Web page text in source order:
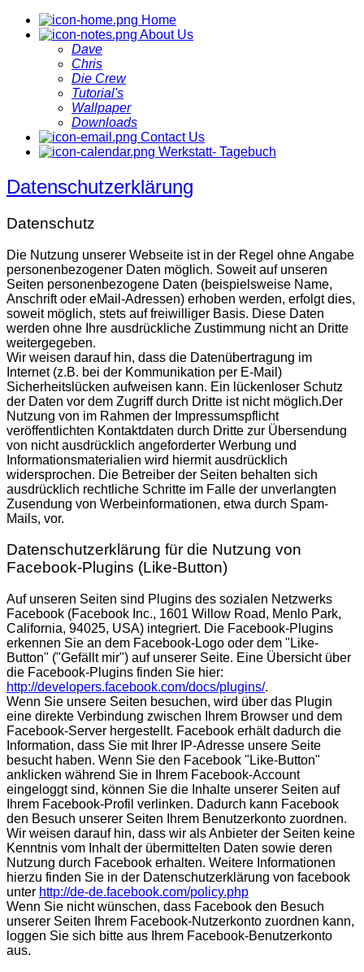
Home
About Us
Dave
Chris
Die Crew
Tutorial's
Wallpaper
Downloads
Contact Us
Werkstatt- Tagebuch
Datenschutzerklärung
Datenschutz
Die Nutzung unserer Webseite ist in der Regel ohne Angabe
personenbezogener Daten möglich. Soweit auf unseren
Seiten personenbezogene Daten (beispielsweise Name,
Anschrift oder eMail-Adressen) erhoben werden, erfolgt dies,
soweit möglich, stets auf freiwilliger Basis. Diese Daten
werden ohne Ihre ausdrückliche Zustimmung nicht an Dritte
weitergegeben.
Wir weisen darauf hin, dass die Datenübertragung im
Internet (z.B. bei der Kommunikation per E-Mail)
Sicherheitslücken aufweisen kann. Ein lückenloser Schutz
der Daten vor dem Zugriff durch Dritte ist nicht möglich.Der
Nutzung von im Rahmen der Impressumspflicht
veröffentlichten Kontaktdaten durch Dritte zur Übersendung
von nicht ausdrücklich angeforderter Werbung und
Informationsmaterialien wird hiermit ausdrücklich
widersprochen. Die Betreiber der Seiten behalten sich
ausdrücklich rechtliche Schritte im Falle der unverlangten
Zusendung von Werbeinformationen, etwa durch Spam-
Mails, vor.
Datenschutzerklärung für die Nutzung von
Facebook-Plugins (Like-Button)
Auf unseren Seiten sind Plugins des sozialen Netzwerks
Facebook (Facebook Inc., 1601 Willow Road, Menlo Park,
California, 94025, USA) integriert. Die Facebook-Plugins
erkennen Sie an dem Facebook-Logo oder dem "Like-
Button" ("Gefällt mir") auf unserer Seite. Eine Übersicht über
die Facebook-Plugins finden Sie hier:
http://developers.facebook.com/docs/plugins/.
Wenn Sie unsere Seiten besuchen, wird über das Plugin
eine direkte Verbindung zwischen Ihrem Browser und dem
Facebook-Server hergestellt. Facebook erhält dadurch die
Information, dass Sie mit Ihrer IP-Adresse unsere Seite
besucht haben. Wenn Sie den Facebook "Like-Button"
anklicken während Sie in Ihrem Facebook-Account
eingeloggt sind, können Sie die Inhalte unserer Seiten auf
Ihrem Facebook-Profil verlinken. Dadurch kann Facebook
den Besuch unserer Seiten Ihrem Benutzerkonto zuordnen.
Wir weisen darauf hin, dass wir als Anbieter der Seiten keine
Kenntnis vom Inhalt der übermittelten Daten sowie deren
Nutzung durch Facebook erhalten. Weitere Informationen
hierzu finden Sie in der Datenschutzerklärung von facebook
unter http://de-de.facebook.com/policy.php
Wenn Sie nicht wünschen, dass Facebook den Besuch
unserer Seiten Ihrem Facebook-Nutzerkonto zuordnen kann,
loggen Sie sich bitte aus Ihrem Facebook-Benutzerkonto
aus.